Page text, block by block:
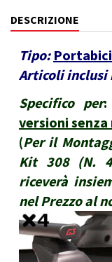
DESCRIZIONE
Tipo:
Articoli inclusi
Specifico per:
versioni
(Per il
Kit 308 (N.
riceverà
nel Prezzo al